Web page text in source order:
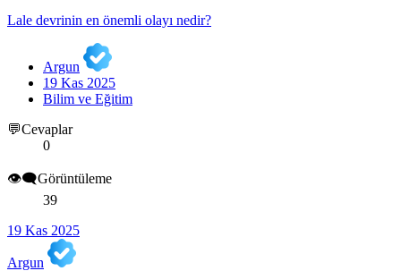
Lale devrinin en önemli olayı nedir?
Argun
19 Kas 2025
Bilim ve Eğitim
💬Cevaplar
0
👁️‍🗨️Görüntüleme
39
19 Kas 2025
Argun